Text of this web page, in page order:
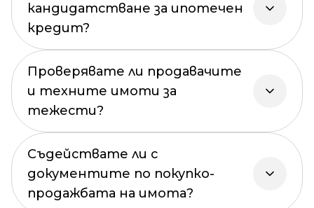
кандидатстване за ипотечен
кредит?
Проверявате ли продавачите
и техните имоти за
тежести?
Съдействате ли с
документите по покупко-
продажбата на имота?